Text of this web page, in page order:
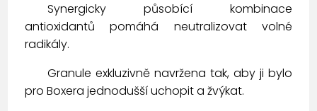
Synergicky působící kombinace
antioxidantů pomáhá neutralizovat volné
radikály.
Granule exkluzivně navržena tak, aby ji bylo
pro Boxera jednodušší uchopit a žvýkat.